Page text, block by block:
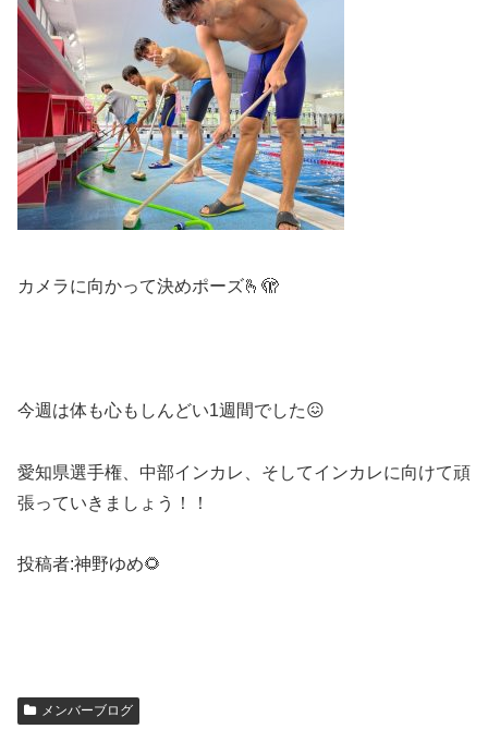
カメラに向かって決めポーズ🫰🫣
今週は体も心もしんどい1週間でした😖
愛知県選手権、中部インカレ、そしてインカレに向けて頑
張っていきましょう！！
投稿者:神野ゆめ🌻
メンバーブログ